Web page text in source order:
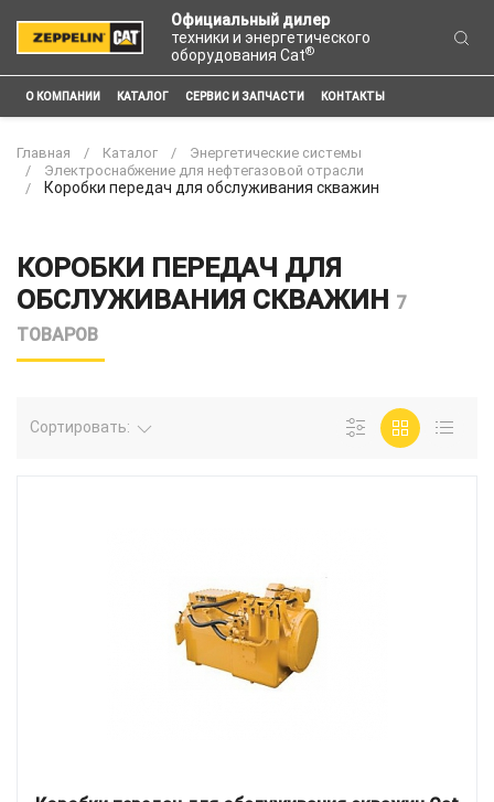
Официальный дилер
техники и энергетического
оборудования Cat®
О КОМПАНИИ КАТАЛОГ СЕРВИС И ЗАПЧАСТИ КОНТАКТЫ
Главная Каталог
Энергетические системы
Электроснабжение для нефтегазовой отрасли
Коробки передач для обслуживания скважин
КОРОБКИ ПЕРЕДАЧ ДЛЯ
ОБСЛУЖИВАНИЯ СКВАЖИН 7
ТОВАРОВ
Сортировать: